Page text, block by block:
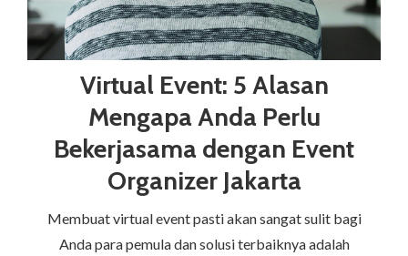
Virtual Event: 5 Alasan
Mengapa Anda Perlu
Bekerjasama dengan Event
Organizer Jakarta
Membuat virtual event pasti akan sangat sulit bagi
Anda para pemula dan solusi terbaiknya adalah